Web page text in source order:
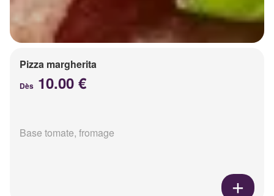
Pizza margherita
Dès 10.00 €
Base tomate, fromage